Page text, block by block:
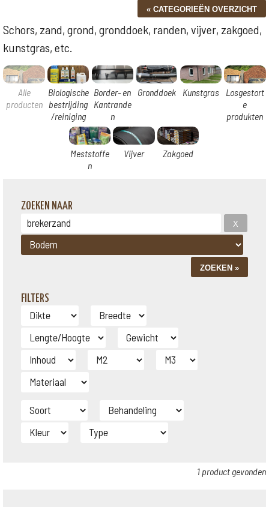
Schors, zand, grond, gronddoek, randen, vijver, zakgoed,
kunstgras, etc.
Alle
producten
Biologische
bestrijding
/reiniging
Border- en
Kantrande
n
Gronddoek Kunstgras
Losgestort
e
produkten
Meststoffe
n
Vijver Zakgoed
ZOEKEN NAAR
FILTERS
1 product gevonden